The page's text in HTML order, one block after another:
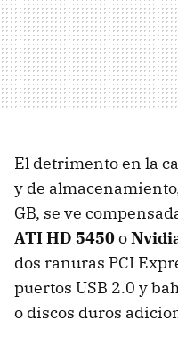
El detrimento en la
y de
GB, se ve
ATI HD 5450o
dos ranuras PCI
puertos USB 2.0 y
o discos duros